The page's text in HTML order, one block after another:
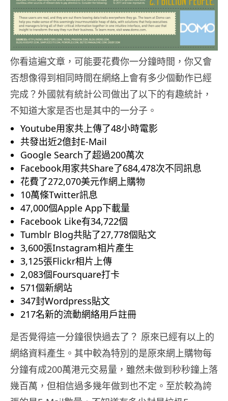
你看這遍文章，可能要花費你一分鐘時間，你又會
否想像得到相同時間在網絡上會有多少個動作已經
完成？外國就有統計公司做出了以下的有趣統計，
不知道大家是否也是其中的一分子。
Youtube用家共上傳了48小時電影
共發出近2億封E-Mail
Google Search了超過200萬次
Facebook用家共Share了684,478次不同訊息
花費了272,070美元作網上購物
10萬條Twitter訊息
47,000個Apple App下載量
Facebook Like有34,722個
Tumblr Blog共貼了27,778個貼文
3,600張Instagram相片產生
3,125張Flickr相片上傳
2,083個Foursquare打卡
571個新網站
347封Wordpress貼文
217名新的流動網絡用戶註冊
是否覺得這一分鐘很快過去了？ 原來已經有以上的
網絡資料產生。其中較為特別的是原來網上購物每
分鐘有成200萬港元交易量，雖然未做到秒秒鐘上落
幾百萬，但相信過多幾年做到也不定。至於較為誇